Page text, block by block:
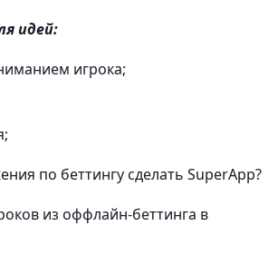
идей:
игрока;
по беттингу сделать SuperApp?
из оффлайн-беттинга в